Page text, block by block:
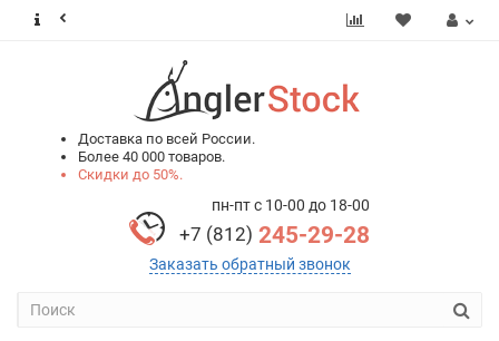
Доставка по всей России.
Более 40 000 товаров.
Скидки до 50%.
пн-пт с 10-00 до 18-00
+7 (812) 245-29-28
Заказать обратный звонок